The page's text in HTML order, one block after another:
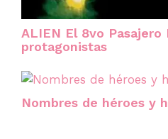
ALIEN El 8vo Pasajero
protagonistas
Nombres de héroes y